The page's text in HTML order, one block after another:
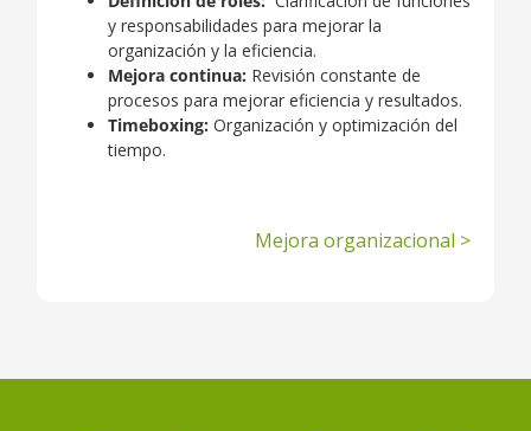
y responsabilidades para mejorar la
organización y la eficiencia.
Mejora continua: Revisión constante de
procesos para mejorar eficiencia y resultados.
Timeboxing: Organización y optimización del
tiempo.
Mejora organizacional >